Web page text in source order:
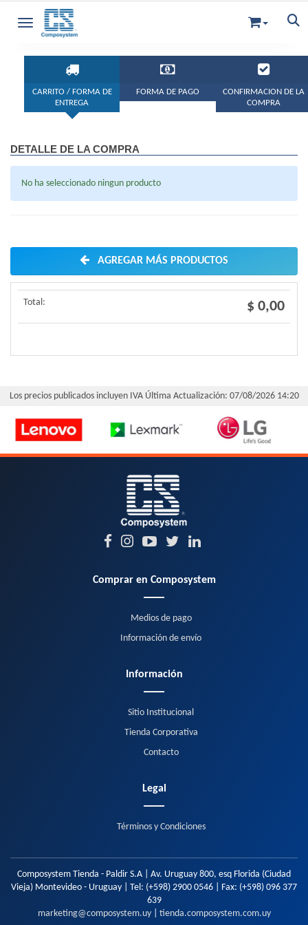
Toggle navigation
CARRITO / FORMA DE
ENTREGA
FORMA DE PAGO
CONFIRMACION DE LA
COMPRA
DETALLE DE LA COMPRA
No ha seleccionado ningun producto
AGREGAR MÁS PRODUCTOS
Total: $ 0,00
Los precios publicados incluyen IVA Última Actualización: 07/08/2026 14:20
Comprar en Composystem
Medios de pago
Información de envío
Información
Sitio Institucional
Tienda Corporativa
Contacto
Legal
Términos y Condiciones
Composystem Tienda - Paldir S.A | Av. Uruguay 800, esq Florida (Ciudad
Vieja) Montevideo - Uruguay | Tel: (+598) 2900 0546 | Fax: (+598) 096 377
639
marketing@composystem.uy| tienda.composystem.com.uy